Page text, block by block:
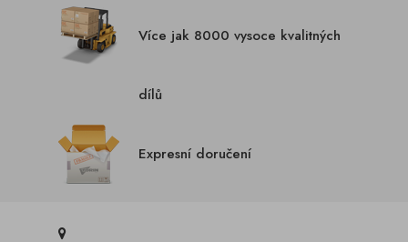
Více jak 8000 vysoce kvalitných
dílů
Expresní doručení